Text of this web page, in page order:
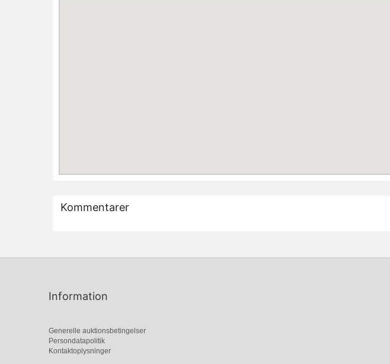
Kommentarer
Information
Generelle auktionsbetingelser
Persondatapolitik
Kontaktoplysninger